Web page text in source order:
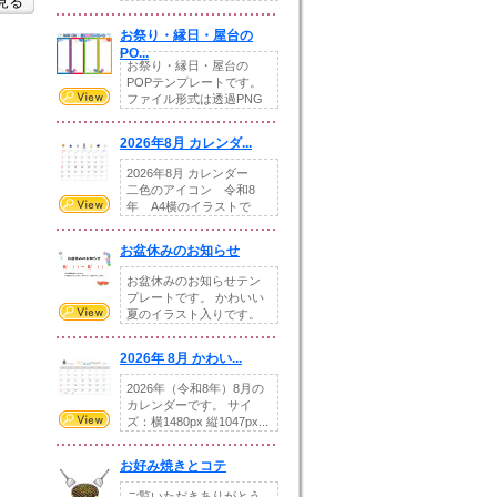
お祭り・縁日・屋台の
PO...
お祭り・縁日・屋台の
POPテンプレートです。
ファイル形式は透過PNG
2026年8月 カレンダ...
2026年8月 カレンダー
二色のアイコン 令和8
年 A4横のイラストで
お盆休みのお知らせ
お盆休みのお知らせテン
プレートです。 かわいい
夏のイラスト入りです。
2026年 8月 かわい...
2026年（令和8年）8月の
カレンダーです。 サイ
ズ：横1480px 縦1047px...
お好み焼きとコテ